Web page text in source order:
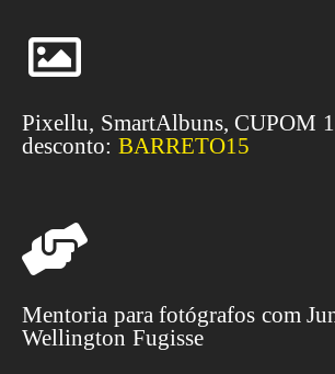
Pixellu, SmartAlbuns, CUPOM
desconto: BARRETO15
Mentoria para fotógrafos com
Wellington Fugisse